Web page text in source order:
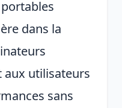
dans la
aux utilisateurs
sans